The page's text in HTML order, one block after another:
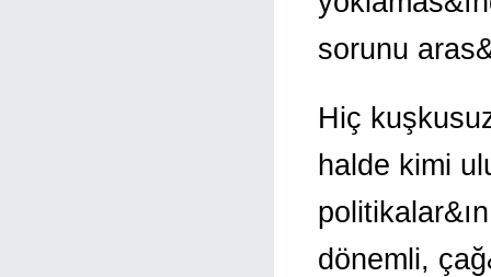
sorunu
Hiç
halde kimi
dönemli,